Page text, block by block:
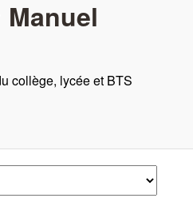
collège, lycée et BTS